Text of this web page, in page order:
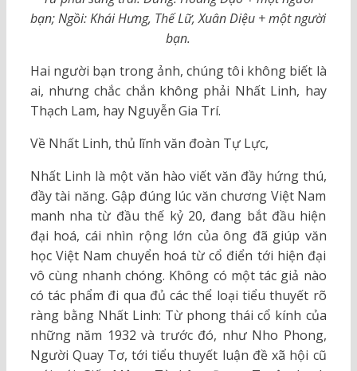
bạn; Ngồi: Khái Hưng, Thế Lữ, Xuân Diệu + một người
bạn.
Hai người bạn trong ảnh, chúng tôi không biết là
ai, nhưng chắc chắn không phải Nhất Linh, hay
Thạch Lam, hay Nguyễn Gia Trí.
Về Nhất Linh, thủ lĩnh văn đoàn Tự Lực,
Nhất Linh là một văn hào viết văn đầy hứng thú,
đầy tài năng. Gập đúng lúc văn chương Việt Nam
manh nha từ đầu thế kỷ 20, đang bắt đầu hiện
đại hoá, cái nhìn rộng lớn của ông đã giúp văn
học Việt Nam chuyển hoá từ cổ điển tới hiện đại
vô cùng nhanh chóng. Không có một tác giả nào
có tác phẩm đi qua đủ các thể loại tiểu thuyết rõ
ràng bằng Nhất Linh: Từ phong thái cổ kính của
những năm 1932 và trước đó, như Nho Phong,
Người Quay Tơ, tới tiểu thuyết luận đề xã hội cũ